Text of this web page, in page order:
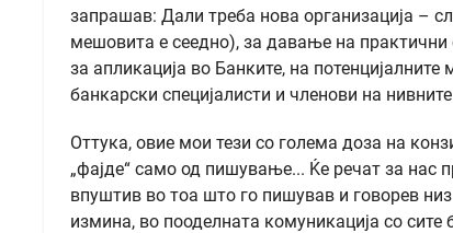
запрашав: Дали треба нова организација –
мешовита е сеедно), за давање на
за апликација во Банките, на
банкарски специјалисти и членови на
Оттука, овие мои тези со голема доза на
„фајде“ само од пишување... Ќе речат за нас
впуштив во тоа што го пишував и говорев
измина, во пооделната комуникација со